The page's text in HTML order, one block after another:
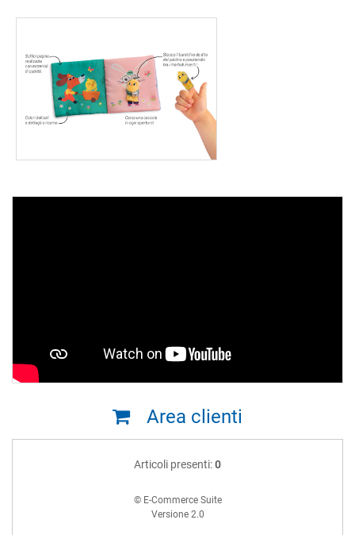
Area clienti
Articoli presenti:0
© E-Commerce Suite
Versione 2.0